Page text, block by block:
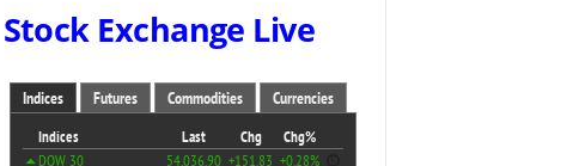
Stock Exchange Live